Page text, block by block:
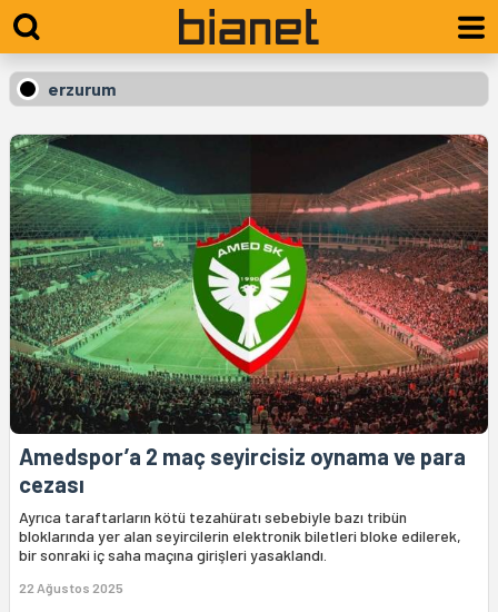
erzurum
Amedspor’a 2 maç seyircisiz oynama ve para
cezası
Ayrıca taraftarların kötü tezahüratı sebebiyle bazı tribün
bloklarında yer alan seyircilerin elektronik biletleri bloke edilerek,
bir sonraki iç saha maçına girişleri yasaklandı.
22 Ağustos 2025